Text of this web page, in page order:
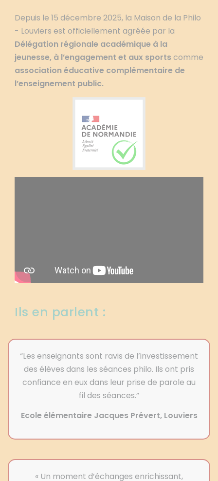
Depuis le 15 décembre 2025, la Maison de la Philo
- Louviers est officiellement agréée par la
Délégation régionale académique à la
jeunesse, à l’engagement et aux sports comme
association éducative complémentaire de
l’enseignement public.
Ils en parlent :
“Les enseignants sont ravis de l’investissement
des élèves dans les séances philo. Ils ont pris
confiance en eux dans leur prise de parole au
fil des séances.”
Ecole élémentaire Jacques Prévert, Louviers
« Un moment d’échanges enrichissant,